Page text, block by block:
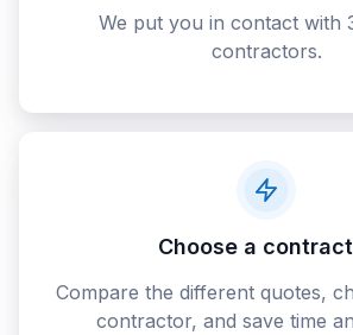
We put you in contact with
contractors.
Choose a
Compare the different quotes,
contractor, and save time